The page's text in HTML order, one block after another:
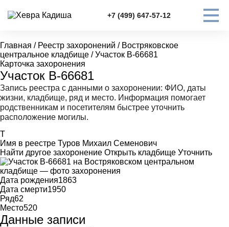
+7 (499) 647-57-12
Главная / Реестр захоронений / Востряковское
центральное кладбище / Участок В-66681
Карточка захоронения
Участок В-66681
Запись реестра с данными о захоронении: ФИО, даты
жизни, кладбище, ряд и место. Информация помогает
родственникам и посетителям быстрее уточнить
расположение могилы.
Т
Имя в реестре Туров Михаил Семенович
Найти другое захоронение Открыть кладбище Уточнить
Дата рождения1863
Дата смерти1950
Ряд62
Место520
Данные записи